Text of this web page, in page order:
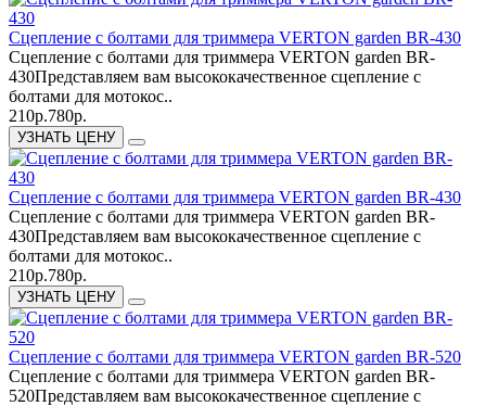
Сцепление с болтами для триммера VERTON garden BR-430
Сцепление с болтами для триммера VERTON garden BR-
430Представляем вам высококачественное сцепление с
болтами для мотокос..
210р.780р.
УЗНАТЬ ЦЕНУ
Сцепление с болтами для триммера VERTON garden BR-430
Сцепление с болтами для триммера VERTON garden BR-
430Представляем вам высококачественное сцепление с
болтами для мотокос..
210р.780р.
УЗНАТЬ ЦЕНУ
Сцепление с болтами для триммера VERTON garden BR-520
Сцепление с болтами для триммера VERTON garden BR-
520Представляем вам высококачественное сцепление с